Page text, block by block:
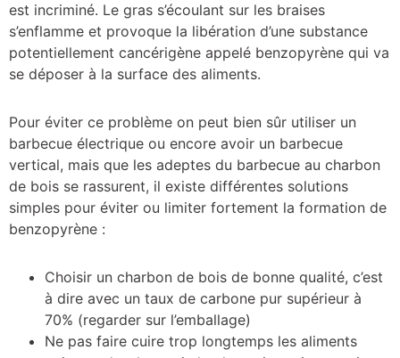
est incriminé. Le gras s’écoulant sur les braises
s’enflamme et provoque la libération d’une substance
potentiellement cancérigène appelé benzopyrène qui va
se déposer à la surface des aliments.
Pour éviter ce problème on peut bien sûr utiliser un
barbecue électrique ou encore avoir un barbecue
vertical, mais que les adeptes du barbecue au charbon
de bois se rassurent, il existe différentes solutions
simples pour éviter ou limiter fortement la formation de
benzopyrène :
Choisir un charbon de bois de bonne qualité, c’est
à dire avec un taux de carbone pur supérieur à
70% (regarder sur l’emballage)
Ne pas faire cuire trop longtemps les aliments